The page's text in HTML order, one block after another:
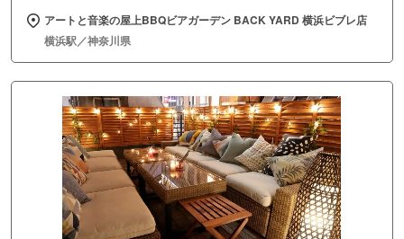
アートと音楽の屋上BBQビアガーデン BACK YARD 横浜ビブレ店
横浜駅／神奈川県